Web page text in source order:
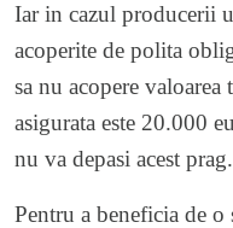
Iar in cazul producerii
acoperite de polita
sa nu acopere
asigurata este 20.000
nu va depasi acest prag.
Pentru a beneficia de o